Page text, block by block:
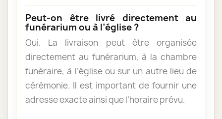
Peut-on être livré directement au
funérarium ou à l’église ?
Oui. La livraison peut être organisée
directement au funérarium, à la chambre
funéraire, à l’église ou sur un autre lieu de
cérémonie. Il est important de fournir une
adresse exacte ainsi que l’horaire prévu.